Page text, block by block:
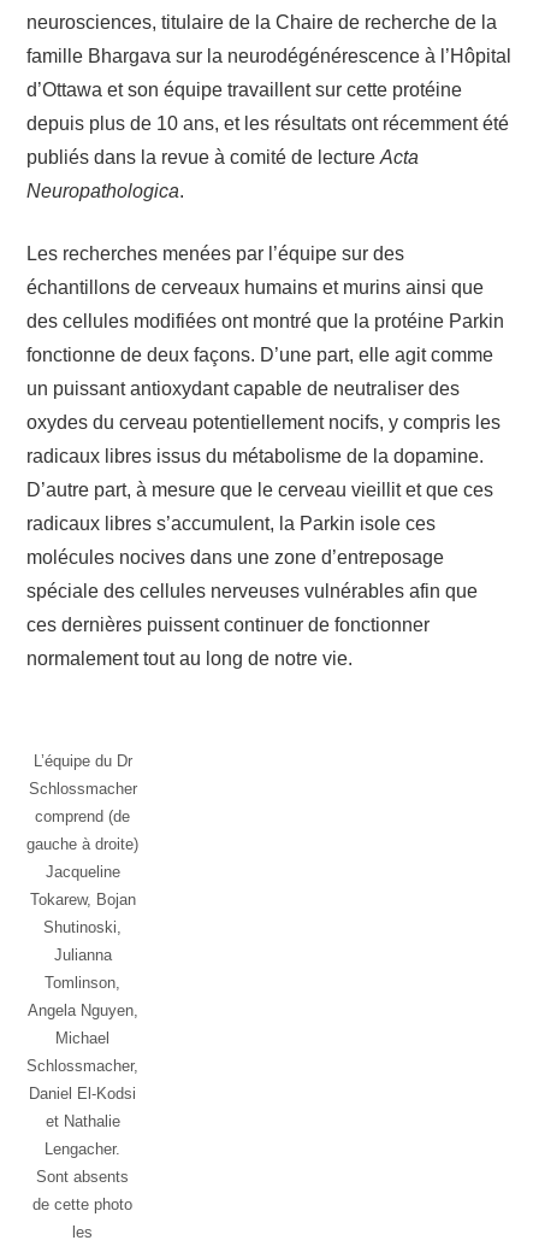
neurosciences, titulaire de la Chaire de recherche de la
famille Bhargava sur la neurodégénérescence à l’Hôpital
d’Ottawa et son équipe travaillent sur cette protéine
depuis plus de 10 ans, et les résultats ont récemment été
publiés dans la revue à comité de lectureActa
Neuropathologica.
Les recherches menées par l’équipe sur des
échantillons de cerveaux humains et murins ainsi que
des cellules modifiées ont montré que la protéine Parkin
fonctionne de deux façons. D’une part, elle agit comme
un puissant antioxydant capable de neutraliser des
oxydes du cerveau potentiellement nocifs, y compris les
radicaux libres issus du métabolisme de la dopamine.
D’autre part, à mesure que le cerveau vieillit et que ces
radicaux libres s’accumulent, la Parkin isole ces
molécules nocives dans une zone d’entreposage
spéciale des cellules nerveuses vulnérables afin que
ces dernières puissent continuer de fonctionner
normalement tout au long de notre vie.
L’équipe du Dr
Schlossmacher
comprend (de
gauche à droite)
Jacqueline
Tokarew, Bojan
Shutinoski,
Julianna
Tomlinson,
Angela Nguyen,
Michael
Schlossmacher,
Daniel El-Kodsi
et Nathalie
Lengacher.
Sont absents
de cette photo
les